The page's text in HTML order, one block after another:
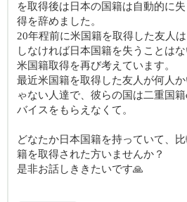
を取得後は日本の国籍は自動的に
得を辞めました。
20年程前に米国籍を取得した友人
しなければ日本国籍を失うことは
米国籍取得を再び考えています。
最近米国籍を取得した友人が何人
ゃない人達で、彼らの国は二重国
バイスをもらえなくて。
どなたか日本国籍を持っていて、
籍を取得された方いませんか？
是非お話しききたいです🙏